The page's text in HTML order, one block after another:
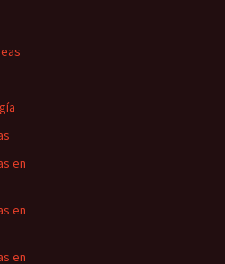
en
en
en